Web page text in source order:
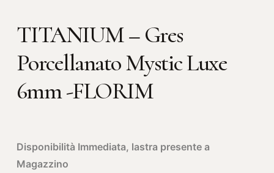
TITANIUM – Gres
Porcellanato Mystic Luxe
6mm -FLORIM
Disponibilità Immediata, lastra presente a
Magazzino